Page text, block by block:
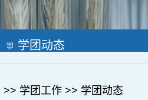
学团动态
>> 学团工作>> 学团动态